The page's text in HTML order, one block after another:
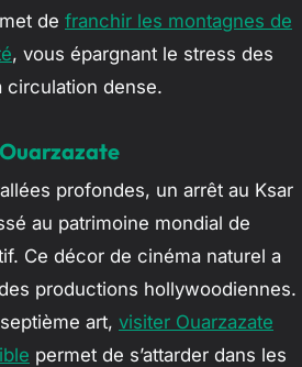
de franchir les montagnes de
, vous épargnant le stress des
circulation dense.
profondes, un arrêt au Ksar
au patrimoine mondial de
Ce décor de cinéma naturel a
productions hollywoodiennes.
art, visiter Ouarzazate
permet de s’attarder dans les